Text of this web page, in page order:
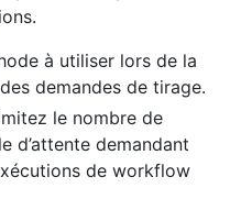
à utiliser lors de la
demandes de tirage.
le nombre de
d’attente demandant
de workflow